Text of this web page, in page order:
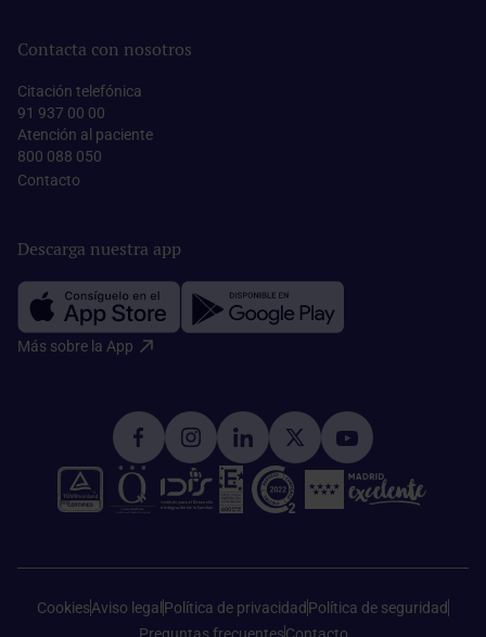
Contacta con nosotros
Citación telefónica
91 937 00 00
Atención al paciente
800 088 050
Contacto​
Descarga nuestra app
Más sobre la App​
CookiesAviso legal Política de privacidad Política de seguridad